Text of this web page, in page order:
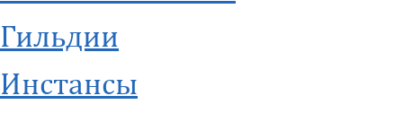
Гильдии
Инстансы